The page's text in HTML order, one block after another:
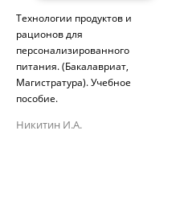
Технологии продуктов и
рационов для
персонализированного
питания. (Бакалавриат,
Магистратура). Учебное
пособие.
Никитин И.А.